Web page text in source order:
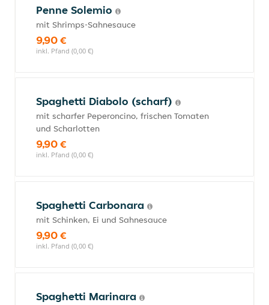
Penne Solemio
mit Shrimps-Sahnesauce
9,90 €
inkl. Pfand (0,00 €)
Spaghetti Diabolo (scharf)
mit scharfer Peperoncino, frischen Tomaten
und Scharlotten
9,90 €
inkl. Pfand (0,00 €)
Spaghetti Carbonara
mit Schinken, Ei und Sahnesauce
9,90 €
inkl. Pfand (0,00 €)
Spaghetti Marinara